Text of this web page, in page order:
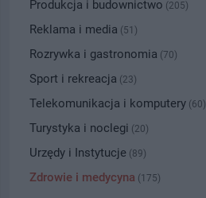
Produkcja i budownictwo (205)
Reklama i media (51)
Rozrywka i gastronomia (70)
Sport i rekreacja (23)
Telekomunikacja i komputery (60)
Turystyka i noclegi (20)
Urzędy i Instytucje (89)
Zdrowie i medycyna (175)